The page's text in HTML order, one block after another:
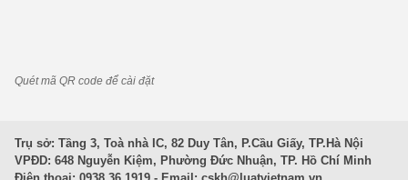
Quét mã QR code để cài đặt
Trụ sở: Tầng 3, Toà nhà IC, 82 Duy Tân, P.Cầu Giấy, TP.Hà Nội
VPĐD: 648 Nguyễn Kiệm, Phường Đức Nhuận, TP. Hồ Chí Minh